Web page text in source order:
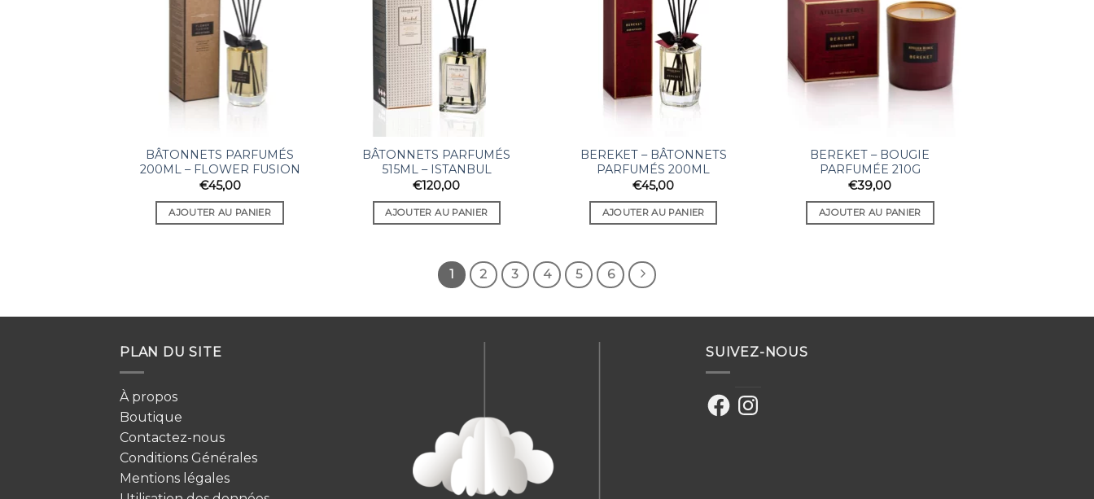
BÂTONNETS PARFUMÉS
200ML – FLOWER FUSION
€45,00
AJOUTER AU PANIER
BÂTONNETS PARFUMÉS
515ML – ISTANBUL
€120,00
AJOUTER AU PANIER
BEREKET – BÂTONNETS
PARFUMÉS 200ML
€45,00
AJOUTER AU PANIER
BEREKET – BOUGIE
PARFUMÉE 210G
€39,00
AJOUTER AU PANIER
1 2 3 4 5 6
PLAN DU SITE
À propos
Boutique
Contactez-nous
Conditions Générales
Mentions légales
SUIVEZ-NOUS
FacebookInstagram